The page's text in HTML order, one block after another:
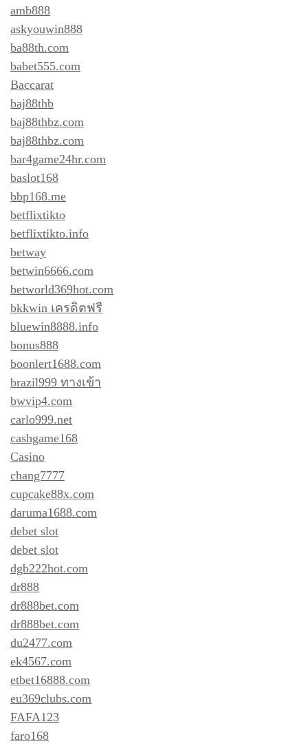
amb888
askyouwin888
ba88th.com
babet555.com
Baccarat
baj88thb
baj88thbz.com
baj88thbz.com
bar4game24hr.com
baslot168
bbp168.me
betflixtikto
betflixtikto.info
betway
betwin6666.com
betworld369hot.com
bkkwin เครดิตฟรี
bluewin8888.info
bonus888
boonlert1688.com
brazil999 ทางเข้า
bwvip4.com
carlo999.net
cashgame168
Casino
chang7777
cupcake88x.com
daruma1688.com
debet slot
debet slot
dgb222hot.com
dr888
dr888bet.com
dr888bet.com
du2477.com
ek4567.com
etbet16888.com
eu369clubs.com
FAFA123
faro168